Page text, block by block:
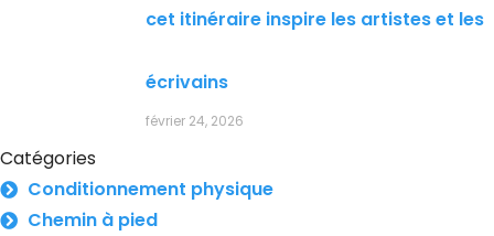
cet itinéraire inspire les artistes et les
écrivains
février 24, 2026
Catégories
Conditionnement physique
Chemin à pied